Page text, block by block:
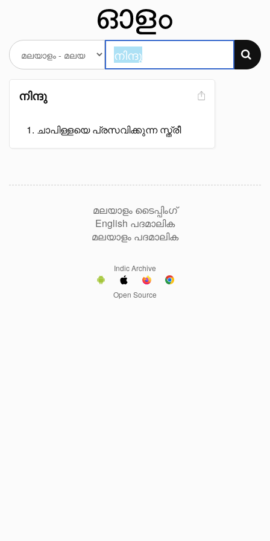
നിന്ദു
ചാപിള്ളയെ പ്രസവിക്കുന്ന സ്ത്രീ
മലയാളം ടൈപ്പിംഗ്
English പദമാലിക
മലയാളം പദമാലിക
Indic Archive
Open Source